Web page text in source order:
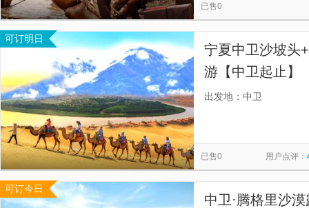
已售0
可订明日
宁夏中卫沙坡头
游【中卫起止】
0套路、0推销，
出发地：中卫
已售0 用户点评：
可订今日
中卫·腾格里沙漠